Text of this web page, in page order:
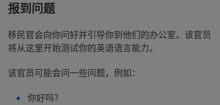
报到问题
移民官会向你问好并引导你到他们的办公室。该官员
将从这里开始测试你的英语语言能力。
该官员可能会问一些问题，例如：
你好吗？